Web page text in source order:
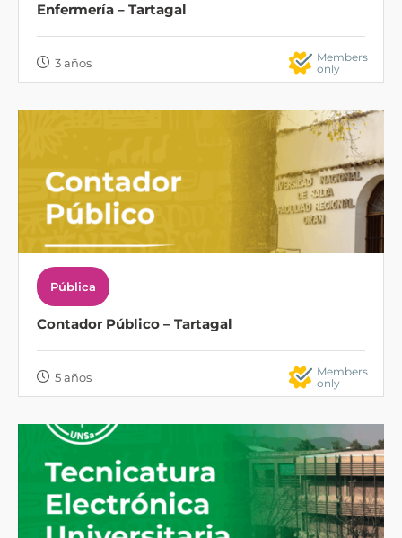
Enfermería – Tartagal
3 años
Members
only
Pública
Contador Público – Tartagal
5 años
Members
only